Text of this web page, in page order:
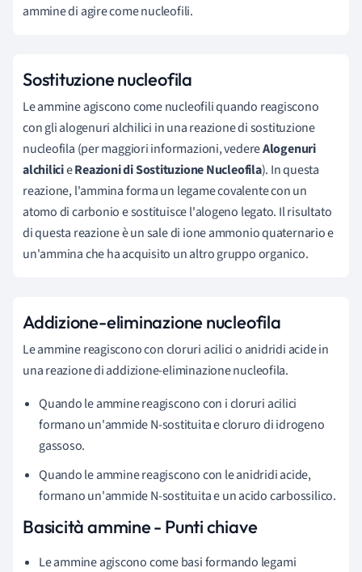
ammine di agire come nucleofili.
Sostituzione nucleofila
Le ammine agiscono come nucleofili quando reagiscono
con gli alogenuri alchilici in una reazione di sostituzione
nucleofila (per maggiori informazioni, vedereAlogenuri
alchilicieReazioni di Sostituzione Nucleofila). In questa
reazione, l'ammina forma un legame covalente con un
atomo di carbonio e sostituisce l'alogeno legato. Il risultato
di questa reazione è un sale di ione ammonio quaternario e
un'ammina che ha acquisito un altro gruppo organico.
Addizione-eliminazione nucleofila
Le ammine reagiscono con cloruri acilici o anidridi acide in
una reazione di addizione-eliminazione nucleofila.
Quando le ammine reagiscono con i cloruri acilici
formano un'ammide N-sostituita e cloruro di idrogeno
gassoso.
Quando le ammine reagiscono con le anidridi acide,
formano un'ammide N-sostituita e un acido carbossilico.
Basicità ammine - Punti chiave
Le ammine agiscono come basi formando legami